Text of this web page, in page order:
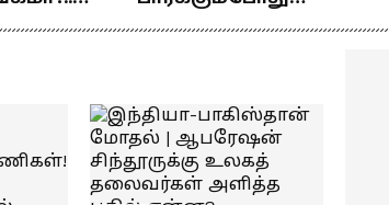
பிரம்மிப்பாக இருக்கிறது